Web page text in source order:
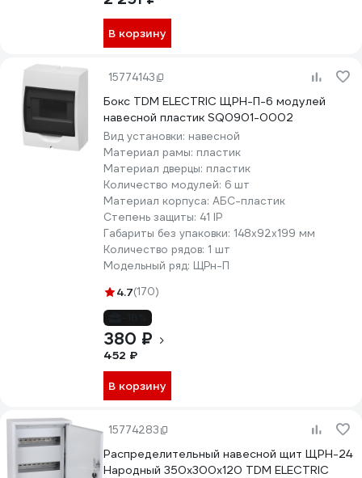
В корзину
15774143
Бокс TDM ELECTRIC ЩРН-П-6 модулей
навесной пластик SQ0901-0002
Вид установки: навесной
Материал рамы: пластик
Материал дверцы: пластик
Количество модулей: 6 шт
Материал корпуса: АБС-пластик
Степень защиты: 41 IP
Габариты без упаковки: 148х92х199 мм
Количество рядов: 1 шт
Модельный ряд: ЩРн-П
4.7(170)
380 ₽
452 ₽
В корзину
15774283
Распределительный навесной щит ЩРН-24
Народный 350х300х120 TDM ELECTRIC